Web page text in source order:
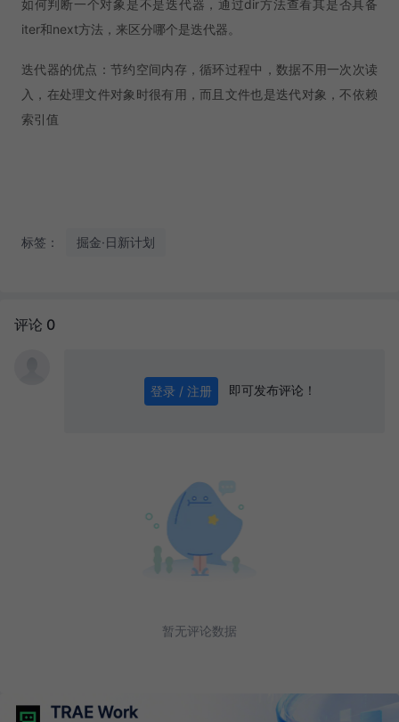
如何判断一个对象是不是迭代器，通过dir方法查看其是否具备
iter和next方法，来区分哪个是迭代器。
迭代器的优点：节约空间内存，循环过程中，数据不用一次次读
入，在处理文件对象时很有用，而且文件也是迭代对象，不依赖
索引值
标签： 掘金·日新计划
评论 0
登录 / 注册 即可发布评论！
暂无评论数据